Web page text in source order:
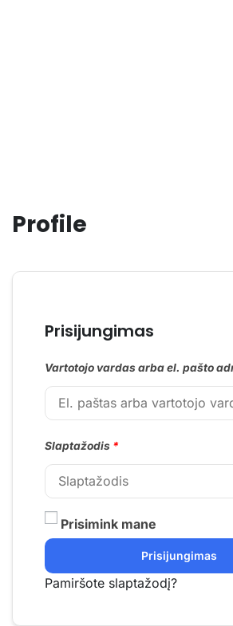
Profile
Prisijungimas
Vartotojo vardas arba el. pašto
Slaptažodis *
Prisimink mane
Prisijungimas
Pamiršote slaptažodį?